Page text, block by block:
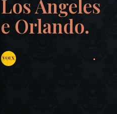
Los Angeles
e Orlando.